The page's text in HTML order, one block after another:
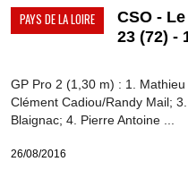
PAYS DE LA LOIRE
CSO -
23 (72) -
GP Pro 2 (1,30 m) : 1.
Clément Cadiou/Randy Mail;
Blaignac; 4. Pierre Antoine ...
26/08/2016